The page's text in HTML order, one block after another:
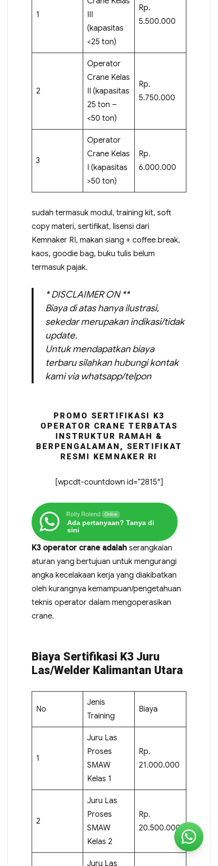
1
III
(kapasitas
<25 ton)
Rp.
5.500.000
2
Operator
Crane Kelas
II (kapasitas
25 ton –
<50 ton)
Rp.
5.750.000
3
Operator
Crane Kelas
I (kapasitas
>50 ton)
Rp.
6.000.000
sudah termasuk modul, training kit, soft
copy materi, sertifikat, lisensi dari
Kemnaker RI, makan siang + coffee break,
kaos, goodie bag, buku tulis belum
termasuk pajak.
* DISCLAIMER ON **
Biaya di atas hanya ilustrasi,
sekedar merupakan indikasi/tidak
update.
Untuk mendapatkan biaya
terbaru silahkan hubungi kontak
kami via whatsapp/telpon
PROMO SERTIFIKASI K3
OPERATOR CRANE TERBATAS
INSTRUKTUR RAMAH &
BERPENGALAMAN, SERTIFIKAT
RESMI KEMNAKER RI
[wpcdt-countdown id=”2815″]
Rolly Rolend Online
Ada pertanyaan? Tanya di
sini
K3 operator crane adalahserangkaian
aturan yang bertujuan untuk mengurangi
angka kecelakaan kerja yang diakibatkan
oleh kurangnya kemampuan/pengetahuan
teknis operator dalam mengoperasikan
crane.
Biaya Sertifikasi K3 Juru
Las/Welder Kalimantan Utara
No
Jenis
Training
Biaya
1
Juru Las
Proses
SMAW
Kelas 1
Rp.
21.000.000
2
Juru Las
Proses
SMAW
Kelas 2
Rp.
20.500.000
Juru Las